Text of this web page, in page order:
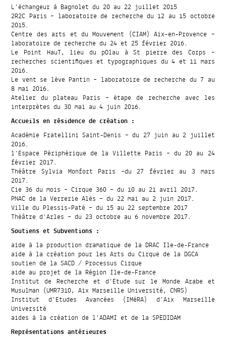
L’échangeur à Bagnolet du 20 au 22 juillet 2015
2R2C Paris – laboratoire de recherche du 12 au 15 octobre
2015.
Centre des arts et du Mouvement (CIAM) Aix-en-Provence –
laboratoire de recherche du 24 et 25 février 2016.
Le Point HauT, lieu du pOlau à St pierre des Corps –
recherches scientifiques et typographiques du 4 et 11 mars
2016.
Le vent se lève Pantin – laboratoire de recherche du 7 au
8 mai 2016.
Atelier du plateau Paris – étape de recherche avec les
interprètes du 30 mai au 4 juin 2016.
Accueils en résidence de création :
Académie Fratellini Saint-Denis – du 27 juin au 2 juillet
2016.
l’Espace Périphérique de la Villette Paris – du 20 au 24
février 2017.
Théâtre Sylvia Monfort Paris –du 27 février au 3 mars
2017.
Cie 36 du mois – Cirque 360 – du 10 au 21 avril 2017.
PNAC de la Verrerie Alès – du 22 mai au 2 juin 2017.
Ville du Plessis-Paté – du 15 au 22 septembre 2017
Théâtre d’Arles – du 23 octobre au 6 novembre 2017.
Soutiens et Subventions :
aide à la production dramatique de la DRAC Ile-de-France
aide à la création pour les Arts du Cirque de la DGCA
soutien de la SACD / Processus Cirque
aide au projet de la Région Ile-de-France
Institut de Recherche et d’Etude sur le Monde Arabe et
Musulman (UMR7310, Aix Marseille Université, CNRS)
Institut d’Etudes Avancées (IMéRA) d’Aix Marseille
Université
aides à la création de l’ADAMI et de la SPEDIDAM
Représentations antérieures